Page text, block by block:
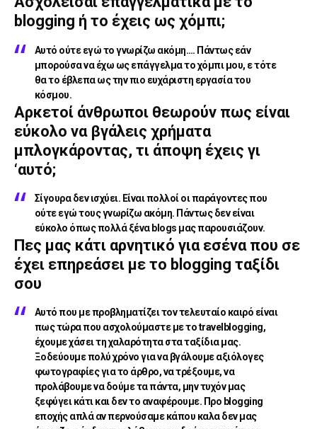
blogging ή το έχεις ως χόμπι;
Αυτό ούτε εγώ το γνωρίζω ακόμη…. Πάντως εάν
μπορούσα να έχω ως επάγγελμα το χόμπι μου, ε τότε
θα το έβλεπα ως την πιο ευχάριστη εργασία του
κόσμου.
Αρκετοί άνθρωποι θεωρούν πως είναι
εύκολο να βγάλεις χρήματα
μπλογκάροντας, τι άποψη έχεις γι
‘αυτό;
Σίγουρα δεν ισχύει. Είναι πολλοί οι παράγοντες που
ούτε εγώ τους γνωρίζω ακόμη. Πάντως δεν είναι
εύκολο όπως πολλά ξένα blogs μας παρουσιάζουν.
Πες μας κάτι αρνητικό για εσένα που σε
έχει επηρεάσει με το blogging ταξίδι
σου
Αυτό που με προβληματίζει τον τελευταίο καιρό είναι
πως τώρα που ασχολούμαστε με το travelblogging,
έχουμε χάσει τη χαλαρότητα στα ταξίδια μας.
Ξοδεύουμε πολύ χρόνο για να βγάλουμε αξιόλογες
φωτογραφίες για το άρθρο, να τρέξουμε, να
προλάβουμε να δούμε τα πάντα, μην τυχόν μας
ξεφύγει κάτι και δεν το αναφέρουμε. Προ blogging
εποχής απλά αν περνούσαμε κάπου καλα δεν μας